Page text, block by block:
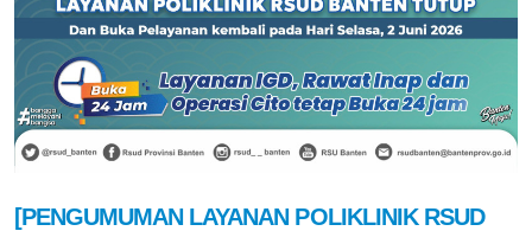
[PENGUMUMAN LAYANAN POLIKLINIK RSUD